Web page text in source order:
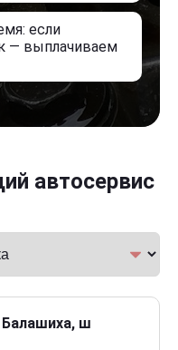
если
— выплачиваем
автосервис
Балашиха, ш